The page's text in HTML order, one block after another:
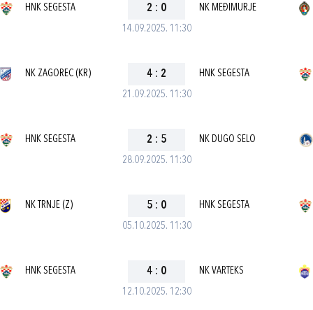
14.09.2025. 11:30
HNK SEGESTA 2 : 0 NK MEĐIMURJE
21.09.2025. 11:30
NK ZAGOREC (KR) 4 : 2 HNK SEGESTA
28.09.2025. 11:30
HNK SEGESTA 2 : 5 NK DUGO SELO
05.10.2025. 11:30
NK TRNJE (Z) 5 : 0 HNK SEGESTA
12.10.2025. 12:30
HNK SEGESTA 4 : 0 NK VARTEKS